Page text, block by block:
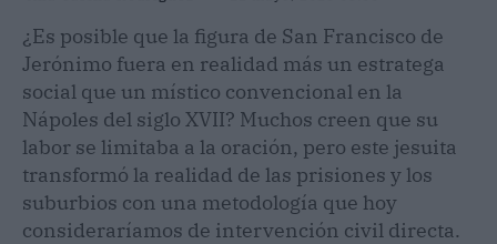
¿Es posible que la figura de San Francisco de
Jerónimo fuera en realidad más un estratega
social que un místico convencional en la
Nápoles del siglo XVII? Muchos creen que su
labor se limitaba a la oración, pero este jesuita
transformó la realidad de las prisiones y los
suburbios con una metodología que hoy
consideraríamos de intervención civil directa.